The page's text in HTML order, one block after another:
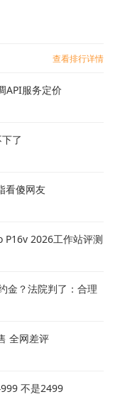
查看排行详情
API服务定价
了
看傻网友
P16v 2026工作站评测
金？法院判了：合理
全网差评
不是2499